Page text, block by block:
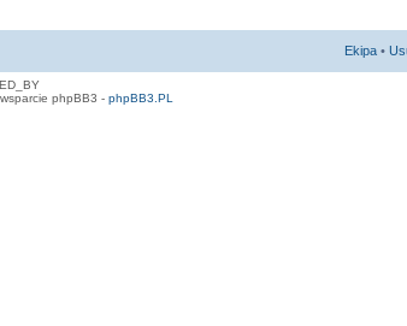
Ekipa •
phpBB3 - phpBB3.PL